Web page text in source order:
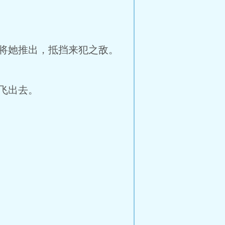
推出，抵挡来犯之敌。
去。